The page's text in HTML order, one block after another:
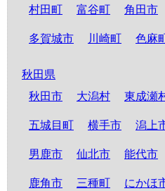
村田町 富谷町 角田市
多賀城市 川崎町 色麻
秋田県
秋田市
大潟村 東成瀬
五城目町 横手市 潟上
男鹿市 仙北市 能代市
鹿角市 三種町 にかほ